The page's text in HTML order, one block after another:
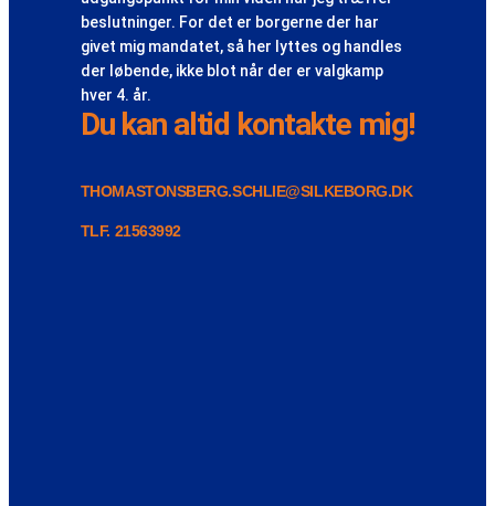
beslutninger. For det er borgerne der har
givet mig mandatet, så her lyttes og handles
der løbende, ikke blot når der er valgkamp
hver 4. år.
Du kan altid kontakte mig!
THOMASTONSBERG.SCHLIE@SILKEBORG.DK
TLF. 21563992